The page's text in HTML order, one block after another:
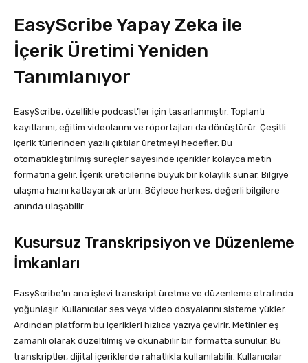
EasyScribe Yapay Zeka ile
İçerik Üretimi Yeniden
Tanımlanıyor
EasyScribe, özellikle podcast’ler için tasarlanmıştır. Toplantı
kayıtlarını, eğitim videolarını ve röportajları da dönüştürür. Çeşitli
içerik türlerinden yazılı çıktılar üretmeyi hedefler. Bu
otomatikleştirilmiş süreçler sayesinde içerikler kolayca metin
formatına gelir. İçerik üreticilerine büyük bir kolaylık sunar. Bilgiye
ulaşma hızını katlayarak artırır. Böylece herkes, değerli bilgilere
anında ulaşabilir.
Kusursuz Transkripsiyon ve Düzenleme
İmkanları
EasyScribe’ın ana işlevi transkript üretme ve düzenleme etrafında
yoğunlaşır. Kullanıcılar ses veya video dosyalarını sisteme yükler.
Ardından platform bu içerikleri hızlıca yazıya çevirir. Metinler eş
zamanlı olarak düzeltilmiş ve okunabilir bir formatta sunulur. Bu
transkriptler, dijital içeriklerde rahatlıkla kullanılabilir. Kullanıcılar